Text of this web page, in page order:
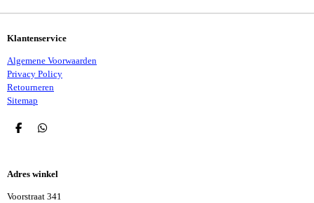
Klantenservice
Algemene Voorwaarden
Privacy Policy
Retourneren
Sitemap
D
N
D
N
Adres winkel
Voorstraat 341